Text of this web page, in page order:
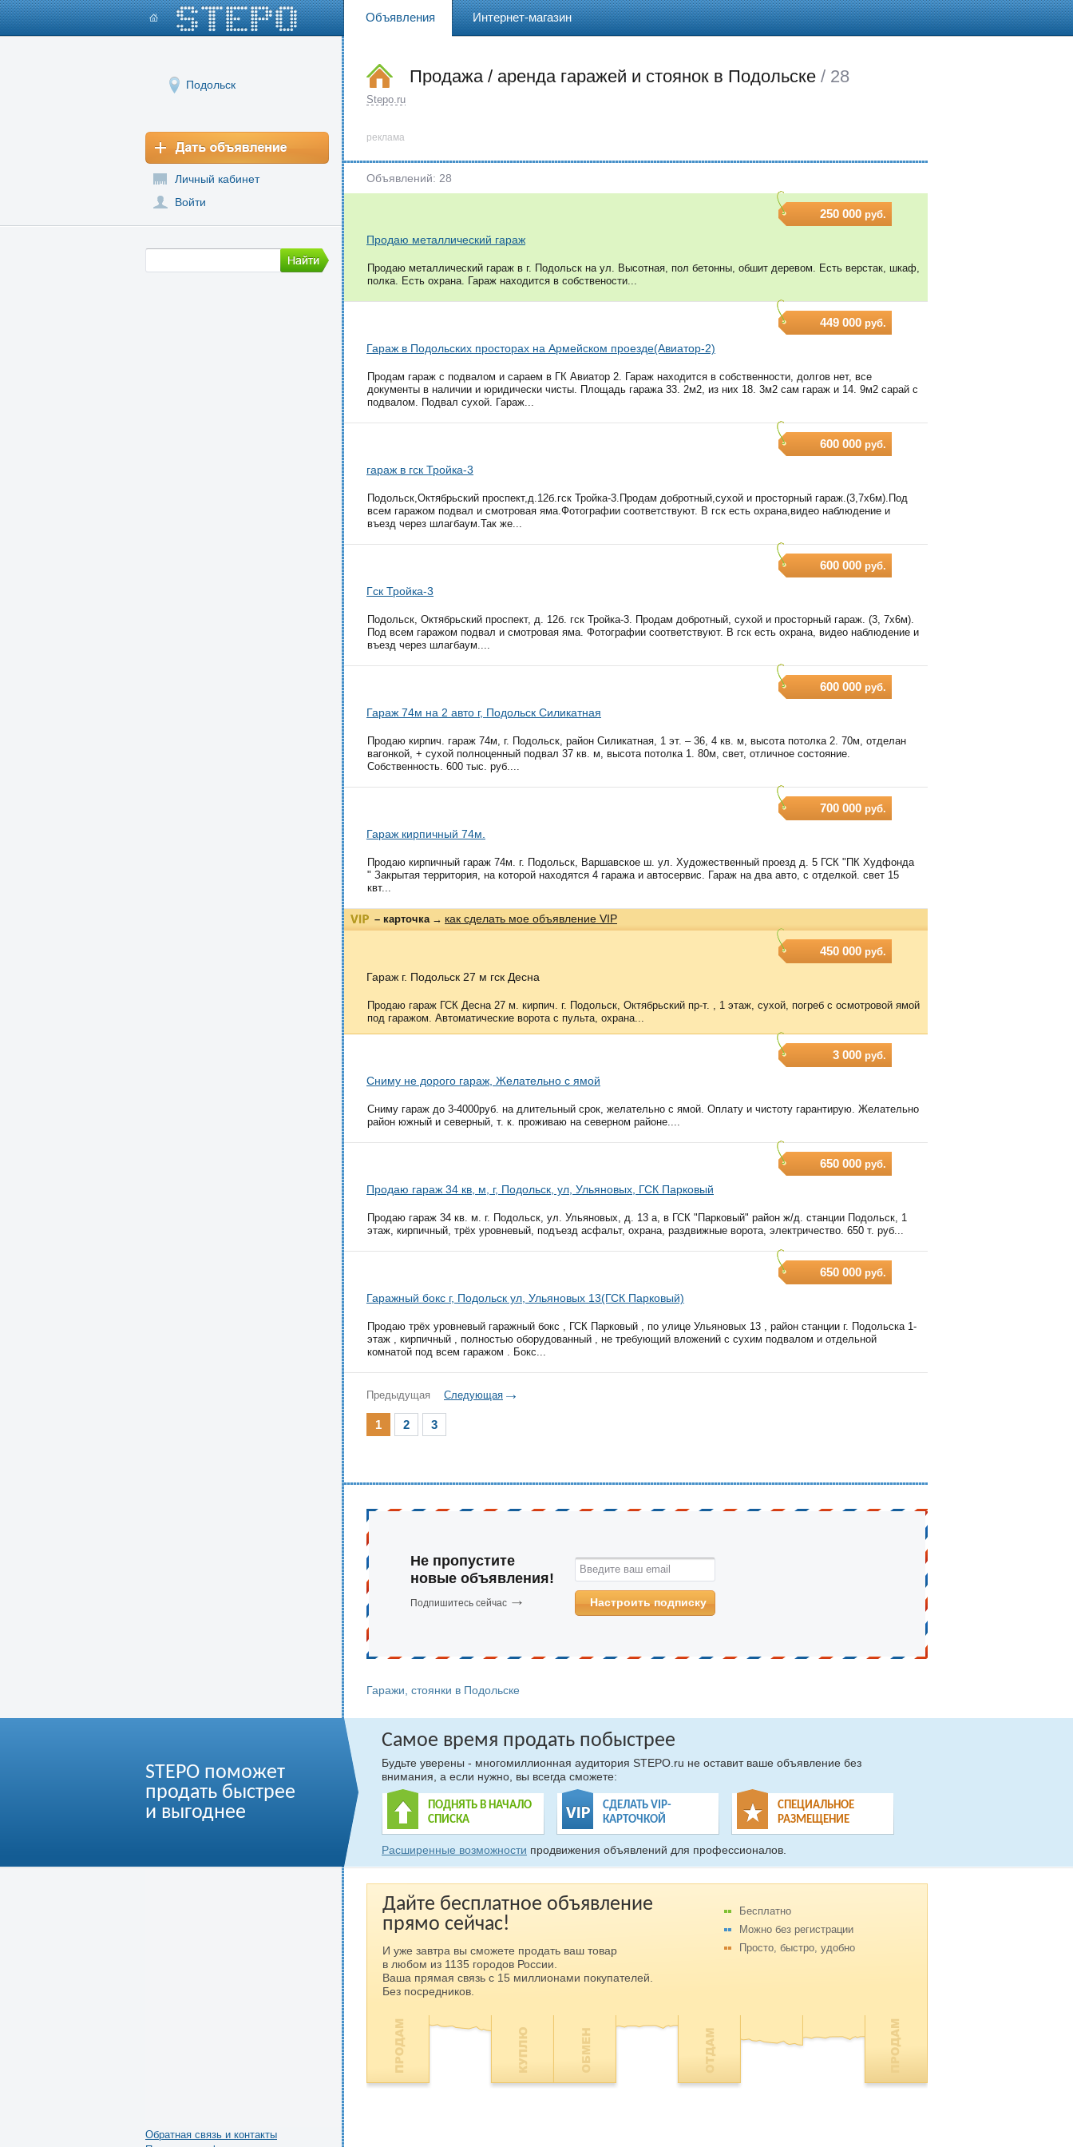
Объявления Интернет-магазин
Подольск
Личный кабинет
Войти
Продажа / аренда гаражей и стоянок в Подольске / 28
Stepo.ru
реклама
Объявлений: 28
Продаю металлический гараж
250 000 руб.
Продаю металлический гараж в г. Подольск на ул. Высотная, пол бетонны, обшит деревом. Есть верстак, шкаф,
полка. Есть охрана. Гараж находится в собствености...
Гараж в Подольских просторах на Армейском проезде(Авиатор-2)
449 000 руб.
Продам гараж с подвалом и сараем в ГК Авиатор 2. Гараж находится в собственности, долгов нет, все
документы в наличии и юридически чисты. Площадь гаража 33. 2м2, из них 18. 3м2 сам гараж и 14. 9м2 сарай с
подвалом. Подвал сухой. Гараж...
гараж в гск Тройка-3
600 000 руб.
Подольск,Октябрьский проспект,д.12б.гск Тройка-3.Продам добротный,сухой и просторный гараж.(3,7х6м).Под
всем гаражом подвал и смотровая яма.Фотографии соответствуют. В гск есть охрана,видео наблюдение и
въезд через шлагбаум.Так же...
Гск Тройка-3
600 000 руб.
Подольск, Октябрьский проспект, д. 12б. гск Тройка-3. Продам добротный, сухой и просторный гараж. (3, 7х6м).
Под всем гаражом подвал и смотровая яма. Фотографии соответствуют. В гск есть охрана, видео наблюдение и
въезд через шлагбаум....
Гараж 74м на 2 авто г, Подольск Силикатная
600 000 руб.
Продаю кирпич. гараж 74м, г. Подольск, район Силикатная, 1 эт. – 36, 4 кв. м, высота потолка 2. 70м, отделан
вагонкой, + сухой полноценный подвал 37 кв. м, высота потолка 1. 80м, свет, отличное состояние.
Собственность. 600 тыс. руб....
Гараж кирпичный 74м.
700 000 руб.
Продаю кирпичный гараж 74м. г. Подольск, Варшавское ш. ул. Художественный проезд д. 5 ГСК "ПК Худфонда
" Закрытая территория, на которой находятся 4 гаража и автосервис. Гараж на два авто, с отделкой. свет 15
квт...
– карточка → как сделать мое объявление VIP
Гараж г. Подольск 27 м гск Десна
450 000 руб.
Продаю гараж ГСК Десна 27 м. кирпич. г. Подольск, Октябрьский пр-т. , 1 этаж, сухой, погреб с осмотровой ямой
под гаражом. Автоматические ворота с пульта, охрана...
Сниму не дорого гараж, Желательно с ямой
3 000 руб.
Сниму гараж до 3-4000руб. на длительный срок, желательно с ямой. Оплату и чистоту гарантирую. Желательно
район южный и северный, т. к. проживаю на северном районе....
Продаю гараж 34 кв, м, г, Подольск, ул, Ульяновых, ГСК Парковый
650 000 руб.
Продаю гараж 34 кв. м. г. Подольск, ул. Ульяновых, д. 13 а, в ГСК "Парковый" район ж/д. станции Подольск, 1
этаж, кирпичный, трёх уровневый, подъезд асфальт, охрана, раздвижные ворота, электричество. 650 т. руб...
Гаражный бокс г, Подольск ул, Ульяновых 13(ГСК Парковый)
650 000 руб.
Продаю трёх уровневый гаражный бокс , ГСК Парковый , по улице Ульяновых 13 , район станции г. Подольска 1-
этаж , кирпичный , полностью оборудованный , не требующий вложений с сухим подвалом и отдельной
комнатой под всем гаражом . Бокс...
Предыдущая Следующая
1 2 3
Не пропустите
новые объявления!
Подпишитесь сейчас
Введите ваш email
Настроить подписку
Гаражи, стоянки в Подольске
STEPO поможет
продать быстрее
и выгоднее
Самое время продать побыстрее
Будьте уверены - многомиллионная аудитория STEPO.ru не оставит ваше объявление без
внимания, а если нужно, вы всегда сможете:
ПОДНЯТЬ В НАЧАЛО
СПИСКА
СДЕЛАТЬ VIP-
КАРТОЧКОЙ
СПЕЦИАЛЬНОЕ
РАЗМЕЩЕНИЕ
Расширенные возможности продвижения объявлений для профессионалов.
Бесплатно
Можно без регистрации
Просто, быстро, удобно
Дайте бесплатное объявление
прямо сейчас!
И уже завтра вы сможете продать ваш товар
в любом из 1135 городов России.
Ваша прямая связь с 15 миллионами покупателей.
Без посредников.
Обратная связь и контакты